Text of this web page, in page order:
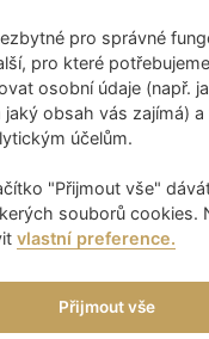
ochrany osobních
Můj účet
Přihlášení
Registrace
pro správné
pro které
osobní údaje (např.
jaký obsah vás zajímá)
účelům.
"Přijmout vše"
souborů cookies.
vlastní preference.
Přijmout vše